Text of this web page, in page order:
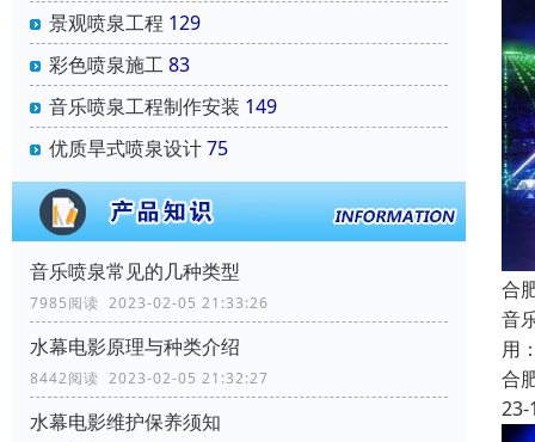
景观喷泉工程 129
彩色喷泉施工83
音乐喷泉工程制作安装 149
优质旱式喷泉设计75
音乐喷泉常见的几种类型
7985阅读 2023-02-05 21:33:26
水幕电影原理与种类介绍
8442阅读 2023-02-05 21:32:27
水幕电影维护保养须知
合
音
用
合
23-